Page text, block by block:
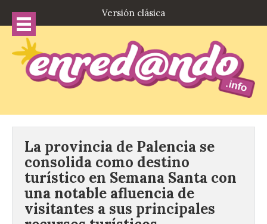
Versión clásica
La provincia de Palencia se
consolida como destino
turístico en Semana Santa con
una notable afluencia de
visitantes a sus principales